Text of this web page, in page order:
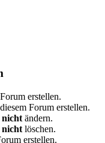
erstellen.
Forum erstellen.
nicht ändern.
nicht löschen.
erstellen.